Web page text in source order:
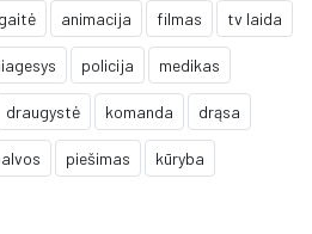
animacija filmas tv laida
policija medikas
draugystė komanda drąsa
piešimas kūryba